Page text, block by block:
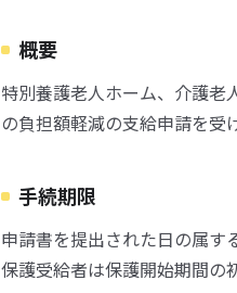
概要
特別養護老人ホーム、介護老
の負担額軽減の支給申請を受
手続期限
申請書を提出された日の属す
保護受給者は保護開始期間の